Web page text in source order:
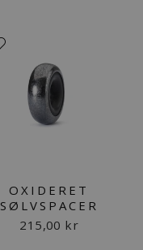
OXIDERET
SØLVSPACER
215,00 kr